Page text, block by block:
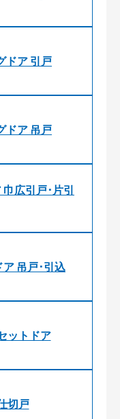
ドア 引戸
ドア 吊戸
広引戸･片引
吊戸･引込
ットドア
切戸